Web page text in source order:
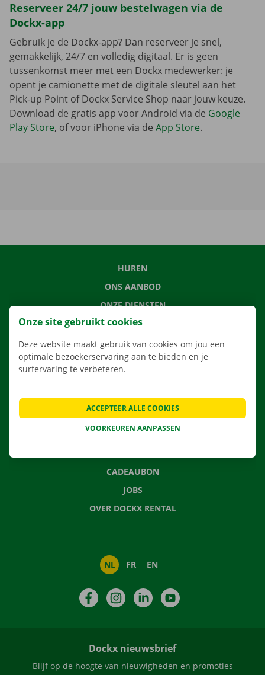
Reserveer 24/7 jouw bestelwagen via de
Dockx-app
Gebruik je de Dockx-app? Dan reserveer je snel,
gemakkelijk, 24/7 en volledig digitaal. Er is geen
tussenkomst meer met een Dockx medewerker: je
opent je camionette met de digitale sleutel aan het
Pick-up Point of Dockx Service Shop naar jouw keuze.
Download de gratis app voor Android via de Google
Play Store, of voor iPhone via de App Store.
HUREN
ONS AANBOD
ONZE DIENSTEN
LOCATIES
APP
VERHUISOPLOSSINGEN
CONTACTEER ONS
VEELGESTELDE VRAGEN
CADEAUBON
JOBS
OVER DOCKX RENTAL
NL FR EN
FacebookInstagramLinkedIn
Dockx nieuwsbrief
Blijf op de hoogte van nieuwigheden en promoties
Onze site gebruikt cookies
Deze website maakt gebruik van cookies om jou een
optimale bezoekerservaring aan te bieden en je
surfervaring te verbeteren.
VOORKEUREN AANPASSEN
ACCEPTEER ALLE COOKIES